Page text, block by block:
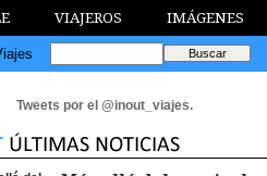
VIAJEROS IMÁGENES
Tweets por el @inout_viajes.